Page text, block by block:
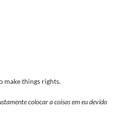
make things rights.
colocar a coisas em eu devido